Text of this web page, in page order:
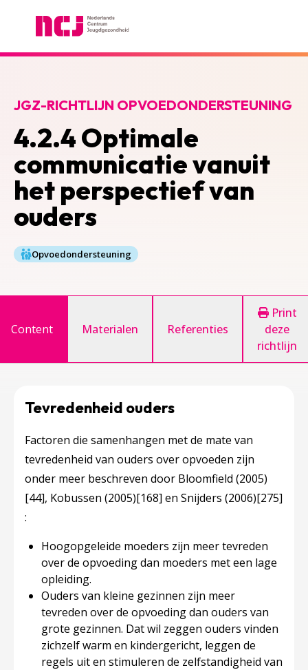
4.2.4 Optimale
communicatie vanuit
het perspectief van
ouders
JGZ-RICHTLIJN OPVOEDONDERSTEUNING
Opvoedondersteuning
Content Materialen Referenties
Print
deze
richtlijn
Tevredenheid ouders
Factoren die samenhangen met de mate van
tevredenheid van ouders over opvoeden zijn
onder meer beschreven door Bloomfield (2005)
[44], Kobussen (2005)[168] en Snijders (2006)[275]
:
Hoogopgeleide moeders zijn meer tevreden
over de opvoeding dan moeders met een lage
opleiding.
Ouders van kleine gezinnen zijn meer
tevreden over de opvoeding dan ouders van
grote gezinnen. Dat wil zeggen ouders vinden
zichzelf warm en kindergericht, leggen de
regels uit en stimuleren de zelfstandigheid van